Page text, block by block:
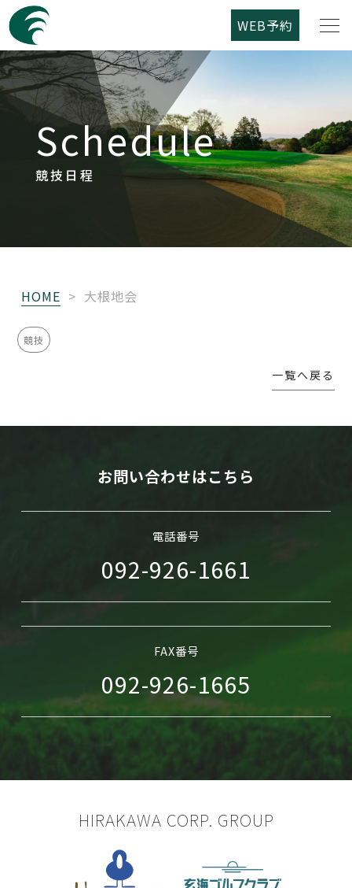
WEB予約
Schedule
競技日程
HOME > 大根地会
競技
一覧へ戻る
お問い合わせはこちら
電話番号
092-926-1661
FAX番号
092-926-1665
HIRAKAWA CORP. GROUP
筑紫野カントリークラブについて
コース紹介
ご利用案内
レストラン